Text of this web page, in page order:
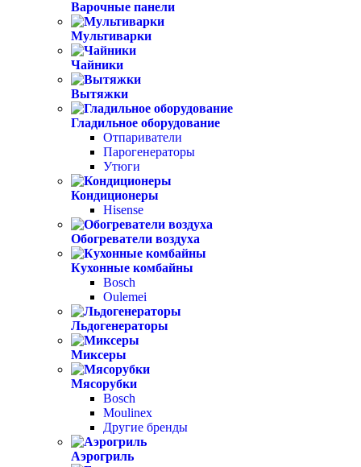
Варочные панели
Мультиварки
Чайники
Вытяжки
Гладильное оборудование
Отпариватели
Парогенераторы
Утюги
Кондиционеры
Hisense
Обогреватели воздуха
Кухонные комбайны
Bosch
Oulemei
Льдогенераторы
Миксеры
Мясорубки
Bosch
Moulinex
Другие бренды
Аэрогриль